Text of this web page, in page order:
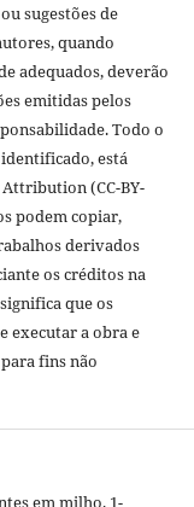
sugestões de
quando
adequados, deverão
emitidas pelos
Todo o
está
(CC-BY-
podem copiar,
derivados
os créditos na
que os
executar a obra e
fins não
em milho. 1-